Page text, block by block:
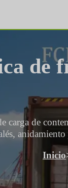
de
carga de
Inicio